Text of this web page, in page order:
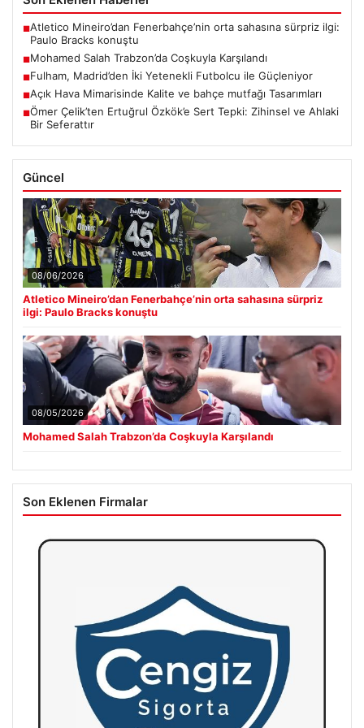
■Atletico Mineiro’dan Fenerbahçe’nin orta sahasına sürpriz ilgi:
Paulo Bracks konuştu
■Mohamed Salah Trabzon’da Coşkuyla Karşılandı
■Fulham, Madrid’den İki Yetenekli Futbolcu ile Güçleniyor
■Açık Hava Mimarisinde Kalite ve bahçe mutfağı Tasarımları
■Ömer Çelik’ten Ertuğrul Özkök’e Sert Tepki: Zihinsel ve Ahlaki
Bir Seferattır
Güncel
08/06/2026
Atletico Mineiro’dan Fenerbahçe’nin orta sahasına sürpriz
ilgi: Paulo Bracks konuştu
08/05/2026
Mohamed Salah Trabzon’da Coşkuyla Karşılandı
Son Eklenen Firmalar